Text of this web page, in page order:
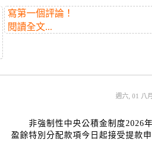
寫第一個評論！
閱讀全文...
週六, 01 八
非強制性中央公積金制度2026
盈餘特別分配款項今日起接受提款